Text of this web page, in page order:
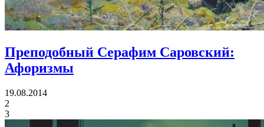
Преподобный Серафим Саровский:
Афоризмы
19.08.2014
2
3